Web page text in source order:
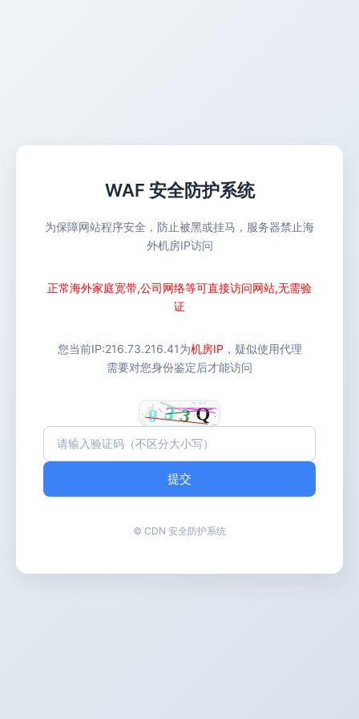
WAF 安全防护系统
为保障网站程序安全，防止被黑或挂马，服务器禁止海
外机房IP访问
正常海外家庭宽带,公司网络等可直接访问网站,无需验
证
您当前IP:216.73.216.41为机房IP ，疑似使用代理
需要对您身份鉴定后才能访问
提交
© CDN 安全防护系统